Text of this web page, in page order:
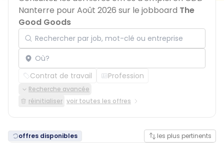
Nanterre pour Août 2026 sur le jobboard The
Good Goods
Rechercher par job, mot-clé ou entreprise
Localisation
Contrat de travail Profession
Recherche avancée
réinitialiser voir toutes les offres
offres disponibles les plus pertinents